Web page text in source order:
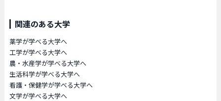
関連のある大学
薬学が学べる大学へ
工学が学べる大学へ
農・水産学が学べる大学へ
生活科学が学べる大学へ
看護・保健学が学べる大学へ
文学が学べる大学へ